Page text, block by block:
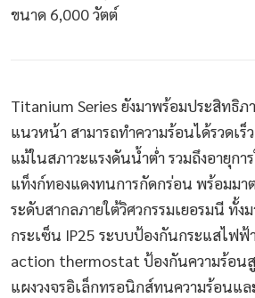
ขนาด 6,000 วัตต์
Titanium Series ยังมาพร้อมประสิทธิ
แนวหน้า สามารถทำความร้อนได้รวดเ
แม้ในสภาวะแรงดันน้ำต่ำ รวมถึงอายุกา
แท็งก์ทองแดงทนการกัดกร่อน พร้อมมา
ระดับสากลภายใต้วิศวกรรมเยอรมนี ทั้ง
กระเซ็น IP25 ระบบป้องกันกระแสไฟฟ้
action thermostat ป้องกันความร้อน
แผงวงจรอิเล็กทรอนิกส์ทนความร้อนแ